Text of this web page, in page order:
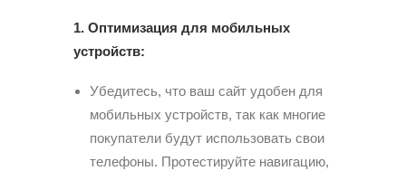
1. Оптимизация для мобильных
устройств:
Убедитесь, что ваш сайт удобен для
мобильных устройств, так как многие
покупатели будут использовать свои
телефоны. Протестируйте навигацию,